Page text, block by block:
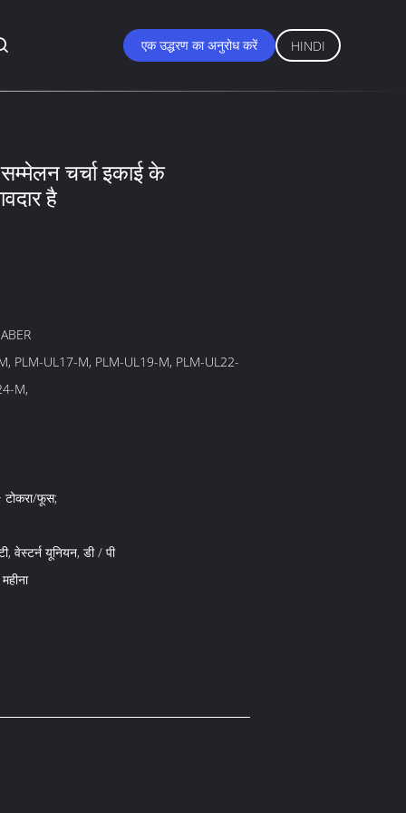
एक उद्धरण का अनुरोध करें HINDI
सम्मेलन चर्चा इकाई के
है
PLM-UL17-M, PLM-UL19-M, PLM-UL22-
M,
टोकरा/फूस;
वेस्टर्न यूनियन, डी / पी